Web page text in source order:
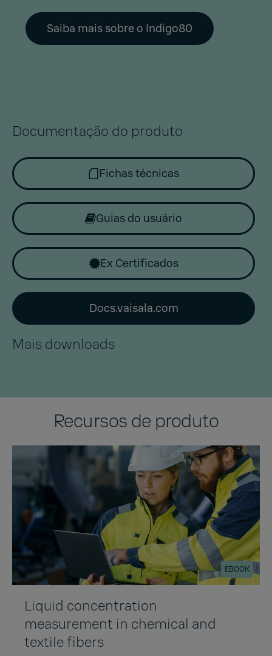
Saiba mais sobre o Indigo80
Documentação do produto
Fichas técnicas
Guias do usuário
Ex Certificados
Docs.vaisala.com
Mais downloads
Recursos de produto
EBOOK
Liquid concentration
measurement in chemical and
textile fibers